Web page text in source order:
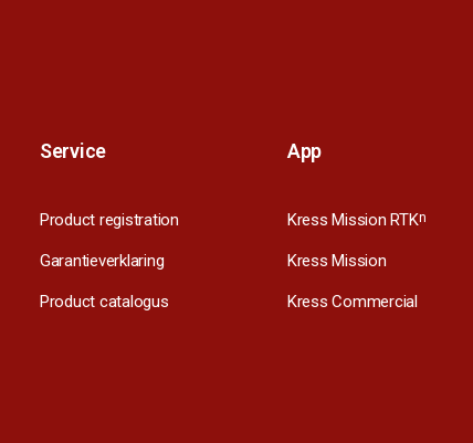
Service
Product registration
Garantieverklaring
Product catalogus
App
Kress Mission RTKn
Kress Mission
Kress Commercial